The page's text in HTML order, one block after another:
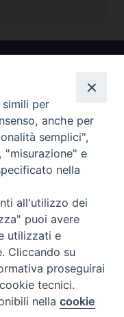
Cervia
Preferenze Cookie
per
anche per
semplici",
"misurazione" e
nella
all'utilizzo dei
puoi avere
utilizzati e
Cliccando su
proseguirai
tecnici.
nellacookie